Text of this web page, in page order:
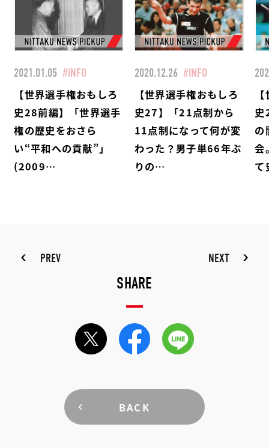
2021.01.05 #INFO
【世界選手権おもしろ
史28前編】「世界選手
権の歴史をおさら
い“平和への貢献”」
(2009…
2020.12.26 #INFO
【世界選手権おもしろ
史27】「21点制から
11点制になって何が変
わった？男子単66年ぶ
りの…
史
の
会
PREV NEXT
SHARE
BACK